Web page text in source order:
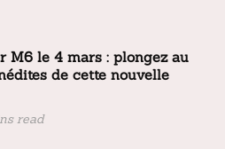
M6 le 4 mars : plongez au
de cette nouvelle
read